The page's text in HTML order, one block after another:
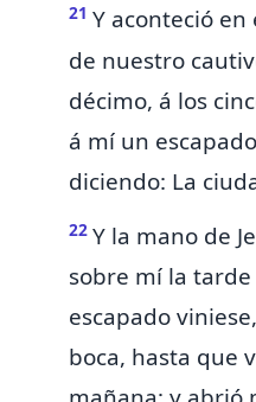
21 Y aconteció
de nuestro
décimo, á los
á mí un
diciendo: La
22 Y la mano de
sobre mí la
escapado
boca, hasta que